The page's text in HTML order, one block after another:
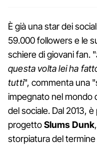
È già una star dei
59.000 followers e le
schiere di giovani fan. "
questa volta lei ha
tutti", commenta una
impegnato nel mondo
del sociale. Dal 2013,
progettoSlums Dunk
storpiatura del